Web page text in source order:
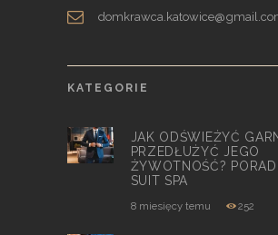
KATEGORIE
JAK ODŚWIEŻYĆ
PRZEDŁUŻYĆ JEGO
ŻYWOTNOŚĆ?
SUIT SPA
8 miesięcy temu 252